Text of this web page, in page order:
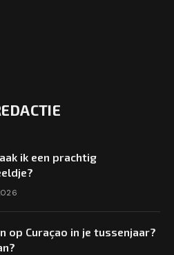
ik een prachtig
op Curaçao in je tussenjaar?